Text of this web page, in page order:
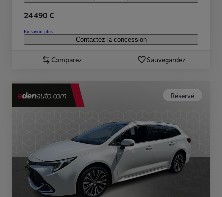
24 490 €
En savoir plus
Contactez la concession
Comparez Sauvegardez
Réservé